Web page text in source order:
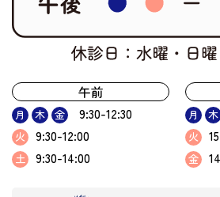
午前
月 木 金 9:30-12:30
火 9:30-12:00
土 9:30-14:00
月 木
火
金